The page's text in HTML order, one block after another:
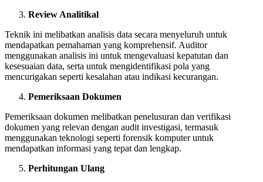
Review Analitikal
Teknik ini melibatkan analisis data secara menyeluruh untuk
mendapatkan pemahaman yang komprehensif. Auditor
menggunakan analisis ini untuk mengevaluasi kepatutan dan
kesesuaian data, serta untuk mengidentifikasi pola yang
mencurigakan seperti kesalahan atau indikasi kecurangan.
Pemeriksaan Dokumen
Pemeriksaan dokumen melibatkan penelusuran dan verifikasi
dokumen yang relevan dengan audit investigasi, termasuk
menggunakan teknologi seperti forensik komputer untuk
mendapatkan informasi yang tepat dan lengkap.
Perhitungan Ulang